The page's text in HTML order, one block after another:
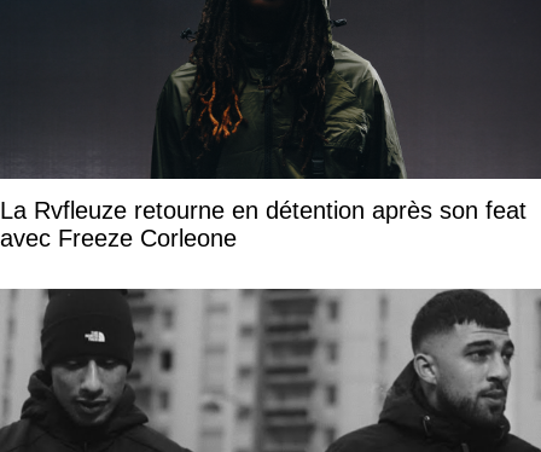
La Rvfleuze retourne en détention après son feat
avec Freeze Corleone